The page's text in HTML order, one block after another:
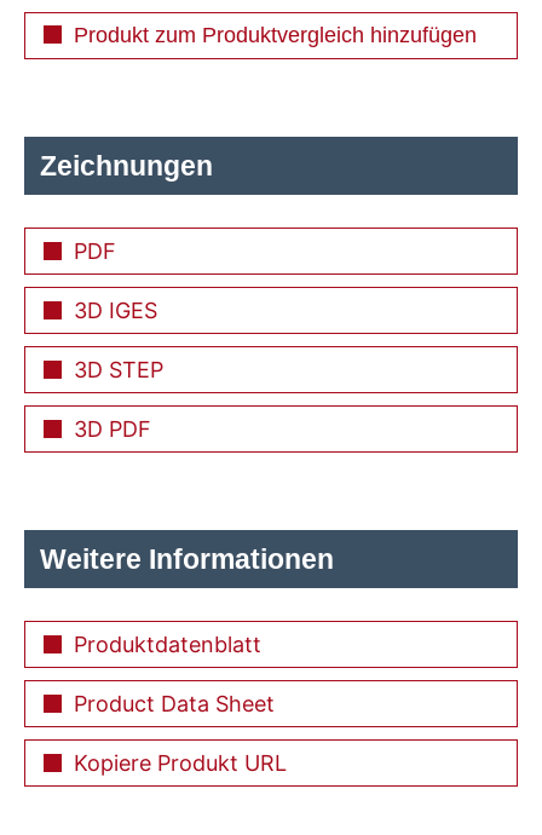
Zeichnungen
PDF
3D IGES
3D STEP
3D PDF
Weitere Informationen
Produktdatenblatt
Product Data Sheet
Kopiere Produkt URL
Produkt zum Produktvergleich hinzufügen